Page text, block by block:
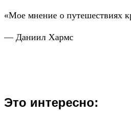
«Мое мнение о путешествиях
— Даниил Хармс
Это интересно: